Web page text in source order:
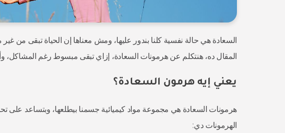
السعادة هي حالة نفسية كلنا بندور عليها، ومش معناها إن الحياة تبقى من
المقال ده، هنتكلم عن هرمونات السعادة، إزاي تبقى مبسوط رغم المشاكل،
يعني إيه هرمون السعادة؟
هرمونات السعادة هي مجموعة مواد كيميائية جسمنا بيطلعها، وبتساعد على
الهرمونات دي: